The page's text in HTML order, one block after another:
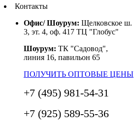
Контакты
Офис/ Шоурум: Щелковское ш.
3, эт. 4, оф. 417 ТЦ "Глобус"
Шоурум: ТК "Садовод",
линия 16, павильон 65
ПОЛУЧИТЬ ОПТОВЫЕ ЦЕНЫ
+7 (495) 981-54-31
+7 (925) 589-55-36